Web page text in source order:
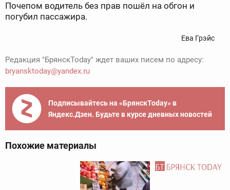
Почепом водитель без прав пошёл на обгон и
погубил пассажира.
Ева Грэйс
Редакция "БрянскToday" ждет ваших писем по адресу:
bryansktoday@yandex.ru
Подписывайтесь на «БрянскToday» в
Яндекс.Дзен. Будьте в курсе дневных новостей
Похожие материалы